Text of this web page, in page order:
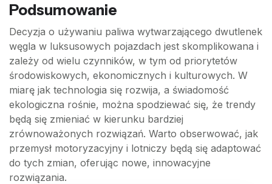
Podsumowanie
Decyzja o używaniu paliwa wytwarzającego dwutlenek
węgla w luksusowych pojazdach jest skomplikowana i
zależy od wielu czynników, w tym od priorytetów
środowiskowych, ekonomicznych i kulturowych. W
miarę jak technologia się rozwija, a świadomość
ekologiczna rośnie, można spodziewać się, że trendy
będą się zmieniać w kierunku bardziej
zrównoważonych rozwiązań. Warto obserwować, jak
przemysł motoryzacyjny i lotniczy będą się adaptować
do tych zmian, oferując nowe, innowacyjne
rozwiązania.